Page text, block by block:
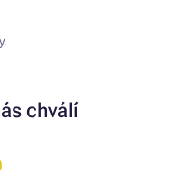
chválí